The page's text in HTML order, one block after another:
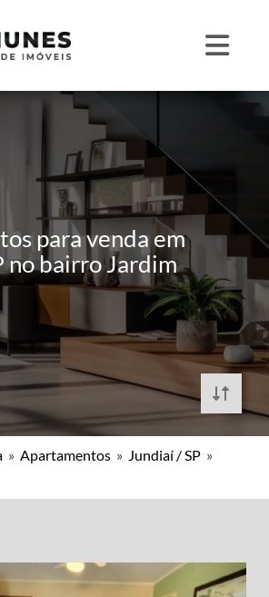
para venda em
no bairro Jardim
» Apartamentos » Jundiaí / SP »